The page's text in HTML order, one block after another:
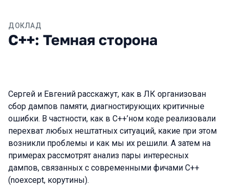
ДОКЛАД
C++: Темная сторона
Сергей и Евгений расскажут, как в ЛК организован
сбор дампов памяти, диагностирующих критичные
ошибки. В частности, как в С++’ном коде реализовали
перехват любых нештатных ситуаций, какие при этом
возникли проблемы и как мы их решили. А затем на
примерах рассмотрят анализ пары интересных
дампов, связанных с современными фичами С++
(noexcept, корутины).